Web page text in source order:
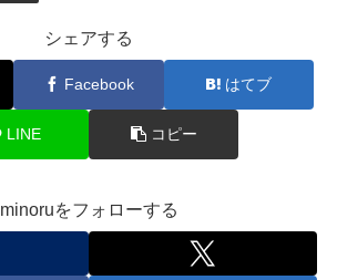
シェアする
Facebook はてブ
LINE コピー
minoruをフォローする